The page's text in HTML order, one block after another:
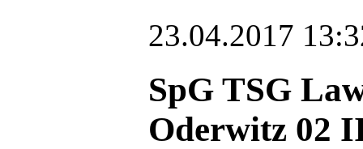
23.04.2017
SpG TSG
Oderwitz 02